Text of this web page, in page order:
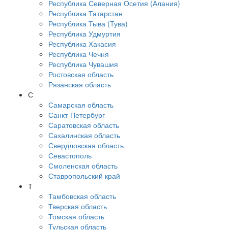
Республика Северная Осетия (Алания)
Республика Татарстан
Республика Тыва (Тува)
Республика Удмуртия
Республика Хакасия
Республика Чечня
Республика Чувашия
Ростовская область
Рязанская область
С
Самарская область
Санкт-Петербург
Саратовская область
Сахалинская область
Свердловская область
Севастополь
Смоленская область
Ставропольский край
Т
Тамбовская область
Тверская область
Томская область
Тульская область